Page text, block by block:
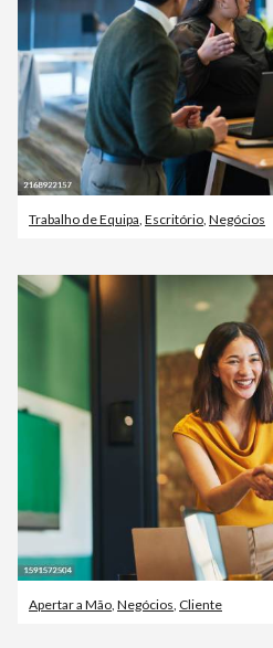
Trabalho de Equipa, Escritório, Negócios
Apertar a Mão, Negócios, Cliente